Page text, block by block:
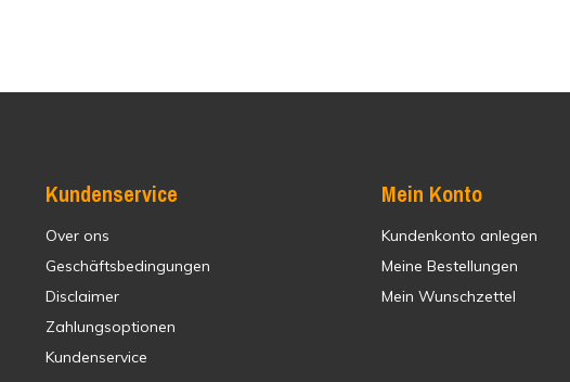
Kundenservice
Over ons
Geschäftsbedingungen
Disclaimer
Zahlungsoptionen
Kundenservice
Mein Konto
Kundenkonto anlegen
Meine Bestellungen
Mein Wunschzettel